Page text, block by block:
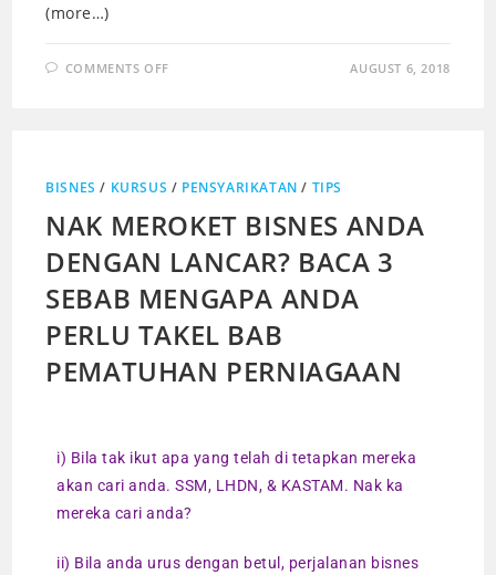
(more…)
COMMENTS OFF AUGUST 6, 2018
BISNES / KURSUS / PENSYARIKATAN / TIPS
NAK MEROKET BISNES ANDA
DENGAN LANCAR? BACA 3
SEBAB MENGAPA ANDA
PERLU TAKEL BAB
PEMATUHAN PERNIAGAAN
i) Bila tak ikut apa yang telah di tetapkan mereka
akan cari anda. SSM, LHDN, & KASTAM. Nak ka
mereka cari anda?
ii) Bila anda urus dengan betul, perjalanan bisnes